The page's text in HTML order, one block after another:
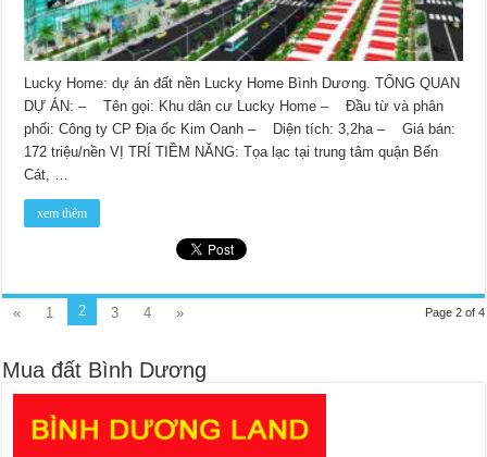
Lucky Home: dự án đất nền Lucky Home Bình Dương. TỔNG QUAN
DỰ ÁN: – Tên gọi: Khu dân cư Lucky Home – Đầu từ và phân
phối: Công ty CP Địa ốc Kim Oanh – Diện tích: 3,2ha – Giá bán:
172 triệu/nền VỊ TRÍ TIỀM NĂNG: Tọa lạc tại trung tâm quận Bến
Cát, …
xem thêm
Page 2 of 4
« 1 2 3 4 »
Mua đất Bình Dương